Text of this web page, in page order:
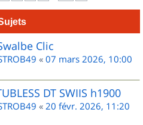
Clic
« 07 mars 2026, 10:00
DT SWIIS h1900
« 20 févr. 2026, 11:20